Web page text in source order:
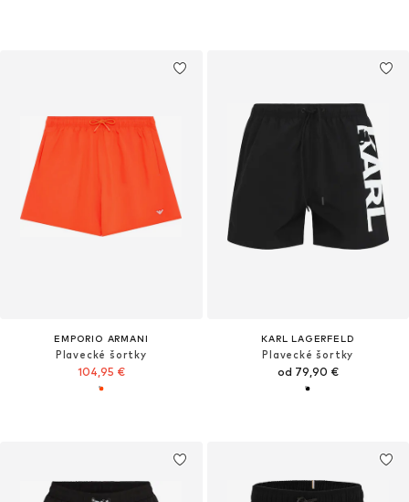
EMPORIO ARMANI
Plavecké šortky
104,95 €
KARL LAGERFELD
Plavecké šortky
od 79,90 €